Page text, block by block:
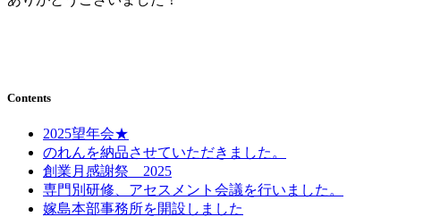
Contents
2025望年会★
のれんを納品させていただきました。
創業月感謝祭 2025
専門別研修、アセスメント会議を行いました。
嫁島本部事務所を開設しました